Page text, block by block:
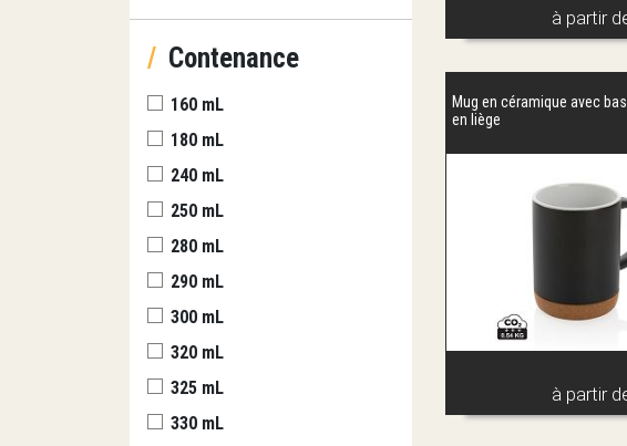
/ Contenance
160 mL
180 mL
240 mL
250 mL
280 mL
290 mL
300 mL
320 mL
325 mL
330 mL
à partir
Mug en céramique avec
en liège
à partir